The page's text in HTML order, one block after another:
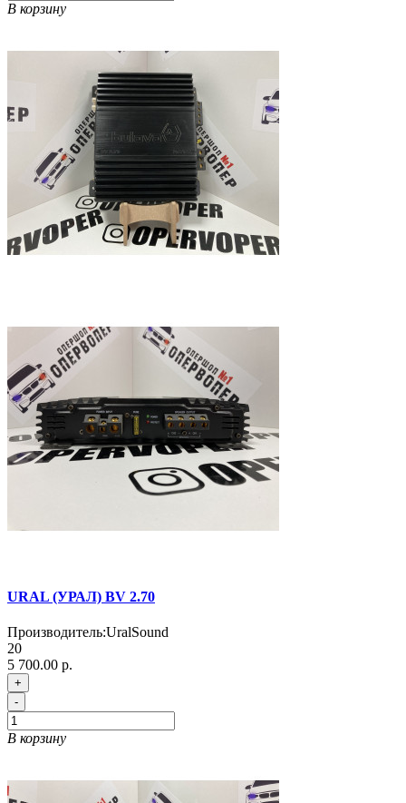
В корзину
URAL (УРАЛ) BV 2.70
Производитель:UralSound
20
5 700.00 р.
+
-
В корзину